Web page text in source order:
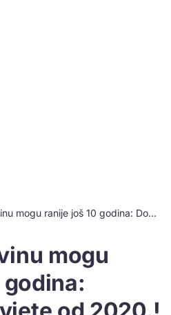
Žene u mirovinu mogu ranije još 10 godina: Donosimo uvjete od 2020.!
mogu